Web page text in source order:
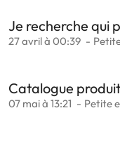
Je recherche qui
27 avril à 00:39
Catalogue
07 mai à 13:21 Petite